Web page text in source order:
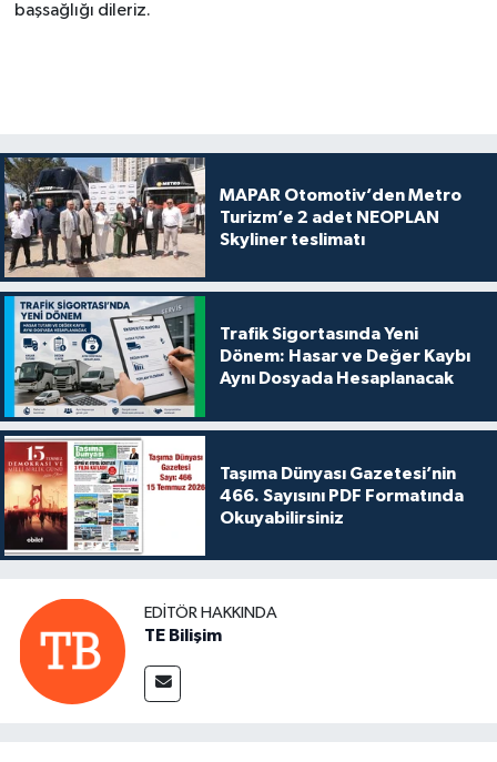
başsağlığı dileriz.
MAPAR Otomotiv’den Metro
Turizm’e 2 adet NEOPLAN
Skyliner teslimatı
Trafik Sigortasında Yeni
Dönem: Hasar ve Değer Kaybı
Aynı Dosyada Hesaplanacak
Taşıma Dünyası Gazetesi’nin
466. Sayısını PDF Formatında
Okuyabilirsiniz
EDITÖR HAKKINDA
TE Bilişim